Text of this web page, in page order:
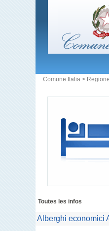
Comune Italia >
Toutes les infos
Alberghi economici